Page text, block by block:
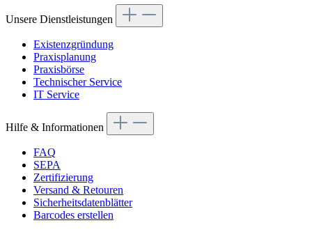
Unsere Dienstleistungen
Existenzgründung
Praxisplanung
Praxisbörse
Technischer Service
IT Service
Hilfe & Informationen
FAQ
SEPA
Zertifizierung
Versand & Retouren
Sicherheitsdatenblätter
Barcodes erstellen